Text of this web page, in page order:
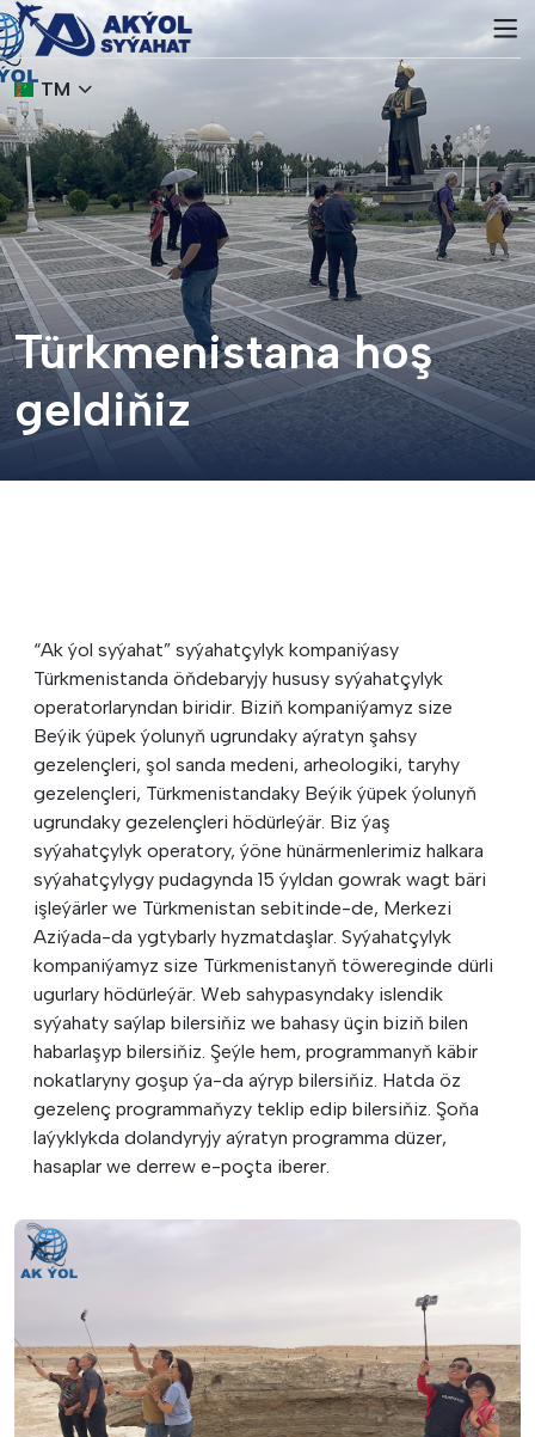
TM
Türkmenistana hoş
geldiňiz
“Ak ýol syýahat” syýahatçylyk kompaniýasy
Türkmenistanda öňdebaryjy hususy syýahatçylyk
operatorlaryndan biridir. Biziň kompaniýamyz size
Beýik ýüpek ýolunyň ugrundaky aýratyn şahsy
gezelençleri, şol sanda medeni, arheologiki, taryhy
gezelençleri, Türkmenistandaky Beýik ýüpek ýolunyň
ugrundaky gezelençleri hödürleýär. Biz ýaş
syýahatçylyk operatory, ýöne hünärmenlerimiz halkara
syýahatçylygy pudagynda 15 ýyldan gowrak wagt bäri
işleýärler we Türkmenistan sebitinde-de, Merkezi
Aziýada-da ygtybarly hyzmatdaşlar. Syýahatçylyk
kompaniýamyz size Türkmenistanyň töwereginde dürli
ugurlary hödürleýär. Web sahypasyndaky islendik
syýahaty saýlap bilersiňiz we bahasy üçin biziň bilen
habarlaşyp bilersiňiz. Şeýle hem, programmanyň käbir
nokatlaryny goşup ýa-da aýryp bilersiňiz. Hatda öz
gezelenç programmaňyzy teklip edip bilersiňiz. Şoňa
laýyklykda dolandyryjy aýratyn programma düzer,
hasaplar we derrew e-poçta iberer.